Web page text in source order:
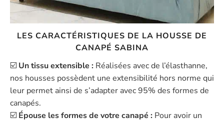
LES CARACTÉRISTIQUES DE LA HOUSSE DE
CANAPÉ SABINA
☑️ Un tissu extensible : Réalisées avec de l’élasthanne,
nos housses possèdent une extensibilité hors norme qui
leur permet ainsi de s’adapter avec 95% des formes de
canapés.
☑️ Épouse les formes de votre canapé : Pour avoir un